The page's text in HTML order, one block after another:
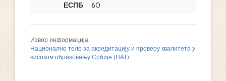
ЕСПБ
60
Извор информација:
Национално тело за акредитацију и проверу квалитета у
високом образовању Србије (НАТ)